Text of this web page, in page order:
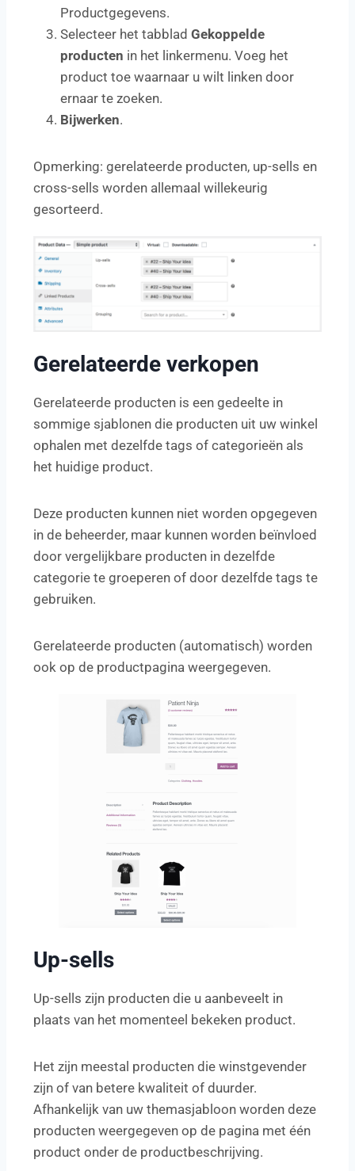
Productgegevens.
Selecteer het tabblad Gekoppelde
producten in het linkermenu. Voeg het
product toe waarnaar u wilt linken door
ernaar te zoeken.
Bijwerken.
Opmerking: gerelateerde producten, up-sells en
cross-sells worden allemaal willekeurig
gesorteerd.
Gerelateerde verkopen
Gerelateerde producten is een gedeelte in
sommige sjablonen die producten uit uw winkel
ophalen met dezelfde tags of categorieën als
het huidige product.
Deze producten kunnen niet worden opgegeven
in de beheerder, maar kunnen worden beïnvloed
door vergelijkbare producten in dezelfde
categorie te groeperen of door dezelfde tags te
gebruiken.
Gerelateerde producten (automatisch) worden
ook op de productpagina weergegeven.
Up-sells
Up-sells zijn producten die u aanbeveelt in
plaats van het momenteel bekeken product.
Het zijn meestal producten die winstgevender
zijn of van betere kwaliteit of duurder.
Afhankelijk van uw themasjabloon worden deze
producten weergegeven op de pagina met één
product onder de productbeschrijving.